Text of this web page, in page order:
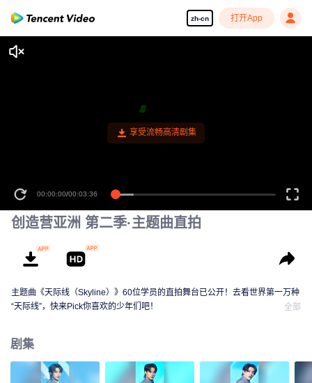
zh-cn 打开App
享受流畅高清剧集
00:00:00/00:03:36
创造营亚洲 第二季·主题曲直拍
主题曲《天际线（Skyline）》60位学员的直拍舞台已公开！去看世界第一万种
“天际线”，快来Pick你喜欢的少年们吧！
全部
剧集